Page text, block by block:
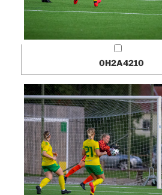
0H2A4210